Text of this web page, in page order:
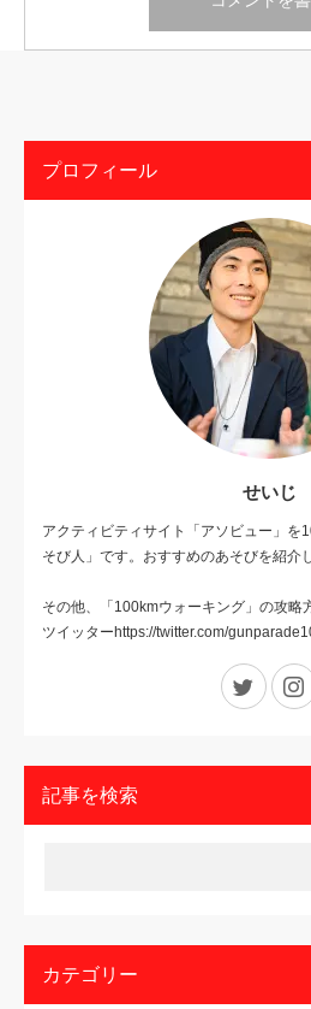
プロフィール
せいじ
アクティビティサイト「アソビュー」を
そび人」です。おすすめのあそびを紹介
その他、「100kmウォーキング」の攻略
ツイッターhttps://twitter.com/
Twitter
記事を検索
カテゴリー